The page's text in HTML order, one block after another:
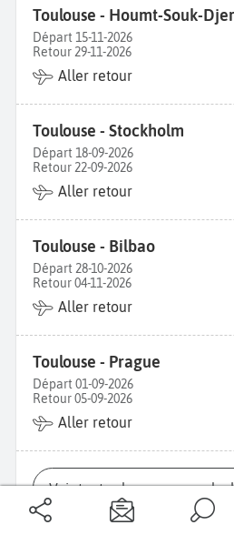
Toulouse - Houmt-Souk-
Départ 15-11-2026
Retour 29-11-2026
Aller retour
Toulouse - Stockholm
Départ 18-09-2026
Retour 22-09-2026
Aller retour
Toulouse - Bilbao
Départ 28-10-2026
Retour 04-11-2026
Aller retour
Toulouse - Prague
Départ 01-09-2026
Retour 05-09-2026
Aller retour
Voir toutes les promos vols